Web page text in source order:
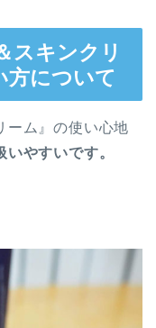
スキンクリ
方について
ーム』の使い心地
やすいです。